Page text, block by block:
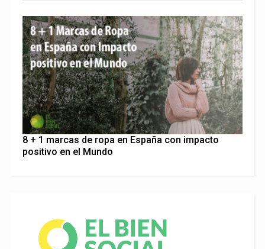
8 + 1 marcas de ropa en España con impacto
positivo en el Mundo